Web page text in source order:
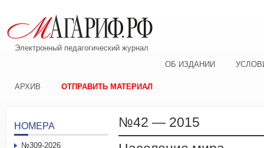
Электронный педагогический журнал
ОБ ИЗДАНИИ
АРХИВ ОТПРАВИТЬ МАТЕРИАЛ
№42 — 2015
НОМЕРА
№309-2026